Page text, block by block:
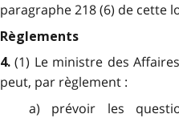
paragraphe 218 (6) de cette
Règlements
4.(1) Le ministre des
peut, par règlement :
a) prévoir les